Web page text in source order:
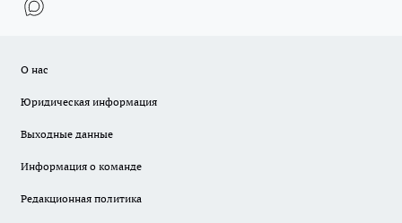
О нас
Юридическая информация
Выходные данные
Информация о команде
Редакционная политика